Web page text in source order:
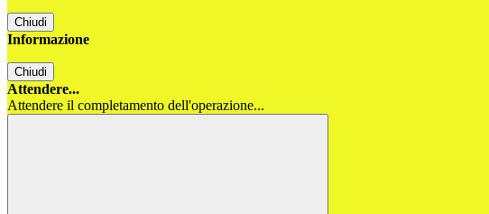
Chiudi
Informazione
Chiudi
Attendere...
Attendere il completamento dell'operazione...